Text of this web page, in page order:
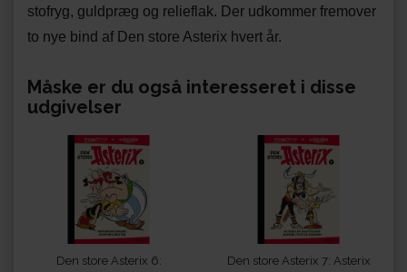
stofryg, guldpræg og relieflak. Der udkommer fremover
to nye bind af Den store Asterix hvert år.
Måske er du også interesseret i disse
udgivelser
Den store Asterix 6:
Den store Asterix 7: Asterix